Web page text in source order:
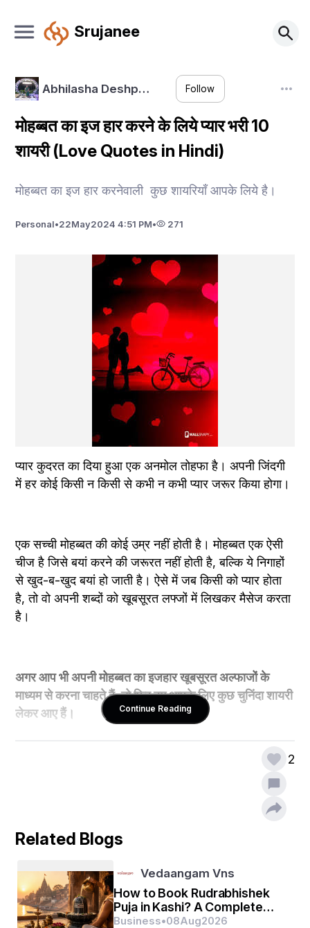
Srujanee
Abhilasha Deshp… Follow
मोहब्बत का इज हार करने के लिये प्यार भरी 10
शायरी (Love Quotes in Hindi)
मोहब्बत का इज हार करनेवाली कुछ शायरियाँ आपके लिये है।
Personal•22May2024 4:51 PM• 271
प्यार कुदरत का दिया हुआ एक अनमोल तोहफा है। अपनी जिंदगी
में हर कोई किसी न किसी से कभी न कभी प्यार जरूर किया होगा।
एक सच्ची मोहब्बत की कोई उम्र नहीं होती है। मोहब्बत एक ऐसी
चीज है जिसे बयां करने की जरूरत नहीं होती है, बल्कि ये निगाहों
से खुद-ब-खुद बयां हो जाती है। ऐसे में जब किसी को प्यार होता
है, तो वो अपनी शब्दों को खूबसूरत लफ्जों में लिखकर मैसेज करता
है।
अगर आप भी अपनी मोहब्बत का इजहार खूबसूरत अल्फाजों के
माध्यम से करना चाहते हैं, तो फिर हम आपके लिए कुछ चुनिंदा शायरी
लेकर आए हैं।
गमों को कुछ यूं भी हराया करों,
भावार्थ -जब प्यार हो हर गम मे मुस्कुराना आ जाता है। प्यार एक
Continue Reading
2
Related Blogs
Vedaangam Vns
How to Book Rudrabhishek
Puja in Kashi? A Complete
Guide for Devotees
Business•08Aug2026